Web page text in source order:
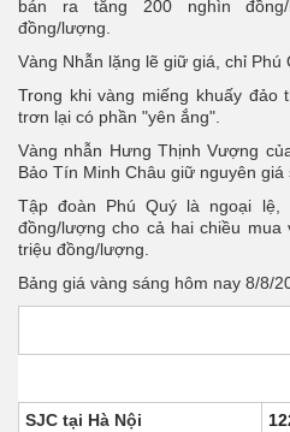
bán ra tăng 200 nghìn
đồng/lượng.
Vàng Nhẫn lặng lẽ giữ giá, chỉ Phú
Trong khi vàng miếng khuấy đảo
trơn lại có phần "yên ắng".
Vàng nhẫn Hưng Thịnh Vượng
Bảo Tín Minh Châu giữ nguyên giá
Tập đoàn Phú Quý là ngoại lệ,
đồng/lượng cho cả hai chiều mua
triệu đồng/lượng.
Bảng giá vàng sáng hôm nay 8/8/
SJC tại Hà Nội